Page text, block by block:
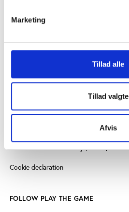
Marketing
Tillad alle
Tillad valgte
Afvis
+45 3266 1030
Read more about us
Certificate of accessibility (Danish)
Cookie declaration
FOLLOW PLAY THE GAME